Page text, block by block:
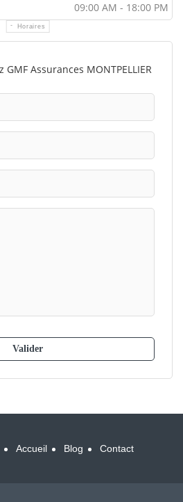
09:00 AM - 18:00 PM
Horaires
GMF Assurances MONTPELLIER
Accueil Blog Contact